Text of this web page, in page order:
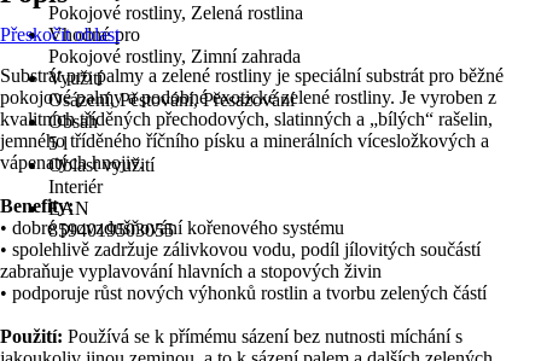
Pokojové rostliny, Zelená rostlina
Vhodné pro
Pokojové rostliny, Zimní zahrada
Využití
Osázení, Pěstování, Přesazování
Obsah
5 l
Oblast využití
Interiér
EAN
8594019503055
Přeskočit oblast
Substrát pro palmy a zelené rostliny je speciální substrát pro běžné
pokojové palmy a podobné exotické zelené rostliny. Je vyroben z
kvalitních tříděných přechodových, slatinných a „bílých“ rašelin,
jemného tříděného říčního písku a minerálních vícesložkových a
vápenatých hnojiv.
Benefity:
• dobré provzdušňování kořenového systému
• spolehlivě zadržuje zálivkovou vodu, podíl jílovitých součástí
zabraňuje vyplavování hlavních a stopových živin
• podporuje růst nových výhonků rostlin a tvorbu zelených částí
Použití: Používá se k přímému sázení bez nutnosti míchání s